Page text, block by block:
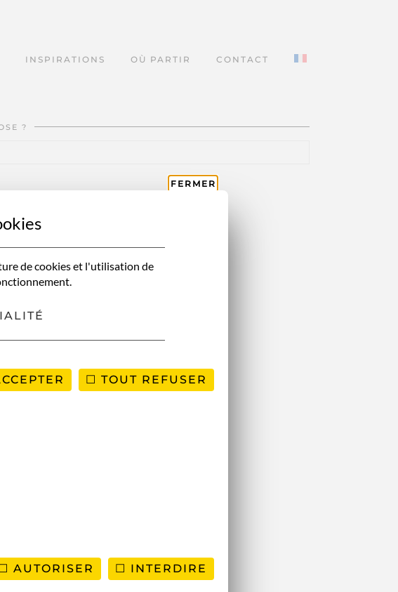
INSPIRATIONS OÙ PARTIR CONTACT
?
FERMER
de cookies et l'utilisation de
TOUT REFUSER
AUTORISER INTERDIRE